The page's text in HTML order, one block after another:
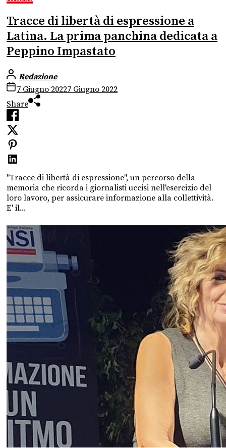
Tracce di libertà di espressione a
Latina. La prima panchina dedicata a
Peppino Impastato
Redazione
7 Giugno 20227 Giugno 2022
Share
"Tracce di libertà di espressione", un percorso della
memoria che ricorda i giornalisti uccisi nell'esercizio del
loro lavoro, per assicurare informazione alla collettività.
E' il...